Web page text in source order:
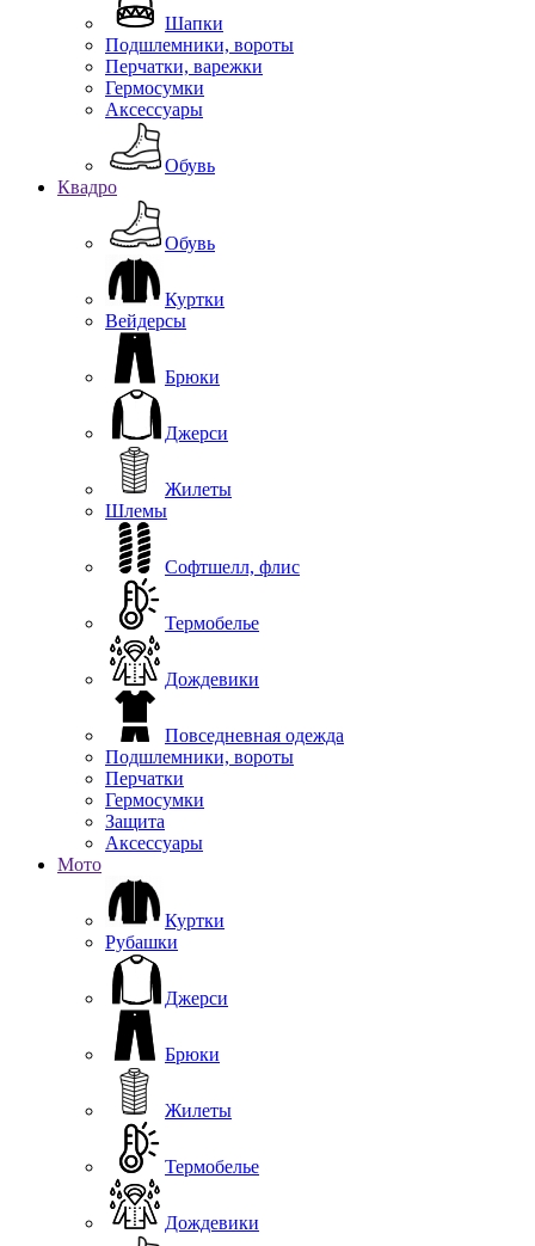
Шапки
Подшлемники, вороты
Перчатки, варежки
Гермосумки
Аксессуары
Обувь
Квадро
Обувь
Куртки
Вейдерсы
Брюки
Джерси
Жилеты
Шлемы
Софтшелл, флис
Термобелье
Дождевики
Повседневная одежда
Подшлемники, вороты
Перчатки
Гермосумки
Защита
Аксессуары
Мото
Куртки
Рубашки
Джерси
Брюки
Жилеты
Термобелье
Дождевики